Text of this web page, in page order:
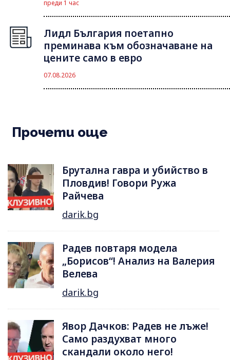
преди 1 час
Лидл България поетапно
преминава към обозначаване на
цените само в евро
07.08.2026
Прочети още
Брутална гавра и убийство в
Пловдив! Говори Ружа
Райчева
darik.bg
Радев повтаря модела
„Борисов“! Анализ на Валерия
Велева
darik.bg
Явор Дачков: Радев не лъже!
Само раздухват много
скандали около него!